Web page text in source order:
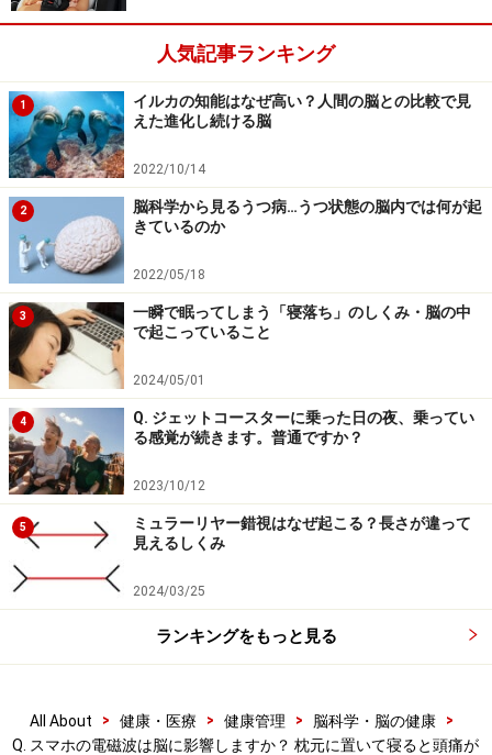
また、眠る直前までスマホを見ていると、情報によって
脳が興奮して寝付けなくなるほか、内容によっては夢見
が悪くなったり、途中で目が覚めやすくなったりするこ
ともあります。睡眠の質が低下すると、体や心の休息が
十分とれずに疲労感が残るだけでなく、精神不安定にも
陥りやすくなり、日中の活動にも悪影響がでてきます。
電磁波は脳に影響しませんが、スマホの見過ぎで睡眠が
妨げられた場合は、頭痛や物忘れが起きても不思議では
ないのです。根拠のない電磁波の心配をするのではな
く、生活習慣を見直しましょう。とくに心配事や悩み事
があり、現実逃避する目的でスマホを利用し続けている
と、依存症になる恐れもあります。枕元にスマホを「置
く」だけなら何ら問題はありませんが、寝る直前まで
「見る」生活は、健康のためにもやめたほうがいいでし
ょう。
※記事内容は執筆時点のものです。最新の内容をご確認くださ
い。
※当サイトにおける医師・医療従事者等による情報の提供は、診
断・治療行為ではありません。診断・治療を必要とする方は、適
切な医療機関での受診をおすすめいたします。記事内容は執筆者
個人の見解によるものであり、全ての方への有効性を保証するも
免責事項
人気記事ランキング
1
イルカの知能はなぜ高い？人間の脳との比較で見
えた進化し続ける脳
2022/10/14
2
脳科学から見るうつ病…うつ状態の脳内では何が起
きているのか
2022/05/18
3
一瞬で眠ってしまう「寝落ち」のしくみ・脳の中
で起こっていること
2024/05/01
4
Q. ジェットコースターに乗った日の夜、乗ってい
る感覚が続きます。普通ですか？
2023/10/12
5
ミュラーリヤー錯視はなぜ起こる？長さが違って
見えるしくみ
2024/03/25
ランキングをもっと見る
All About > 健康・医療 > 健康管理 > 脳科学・脳の健康
>
Q. スマホの電磁波は脳に影響しますか？ 枕元に置いて寝ると頭痛が